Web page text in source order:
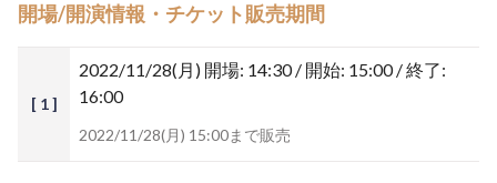
開場/開演情報・チケット販売期間
[ 1 ]
2022/11/28(月) 開場: 14:30 / 開始: 15:00 / 終了:
16:00
2022/11/28(月) 15:00まで販売